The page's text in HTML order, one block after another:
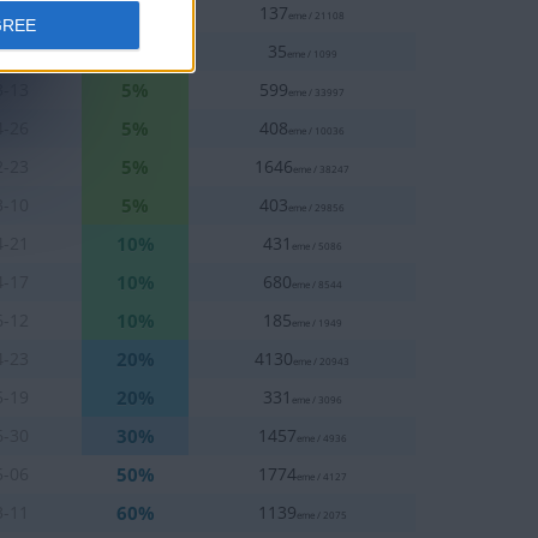
137eme / 21108
23 5% 35eme / 1099
5% 599eme / 33997
5% 408eme / 10036
5% 1646eme / 38247
5% 403eme / 29856
10% 431 eme / 5086
10% 680eme / 8544
10% 185eme / 1949
20% 4130eme / 20943
20% 331 eme / 3096
30% 1457eme / 4936
50% 1774eme / 4127
60% 1139eme / 2075